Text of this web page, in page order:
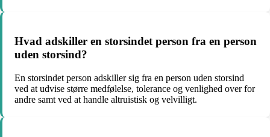
Hvad adskiller en storsindet person fra en person
uden storsind?
En storsindet person adskiller sig fra en person uden storsind
ved at udvise større medfølelse, tolerance og venlighed over for
andre samt ved at handle altruistisk og velvilligt.